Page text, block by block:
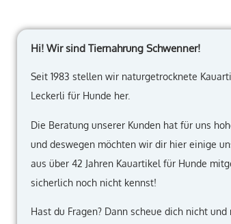
Hi! Wir sind Tiernahrung Schwenner!
Seit 1983 stellen wir naturgetrocknete
Leckerli für Hunde her.
Die Beratung unserer Kunden hat für uns
und deswegen möchten wir dir hier einige
aus über 42 Jahren Kauartikel für Hunde
sicherlich noch nicht kennst!
Hast du Fragen? Dann scheue dich nicht und